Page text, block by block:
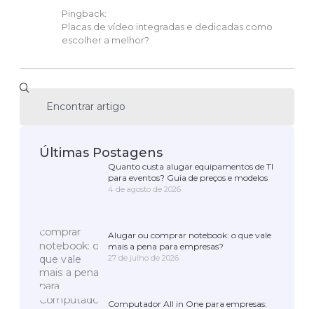
Pingback:
Placas de vídeo integradas e dedicadas como
escolher a melhor?
Últimas Postagens
Quanto custa alugar equipamentos de TI
para eventos? Guia de preços e modelos
4 de agosto de 2026
Alugar ou comprar notebook: o que vale
mais a pena para empresas?
27 de julho de 2026
Computador All in One para empresas: